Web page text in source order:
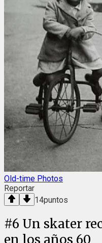
Old-time Photos
Reportar
14puntos
#6 Un skater
en los años 60